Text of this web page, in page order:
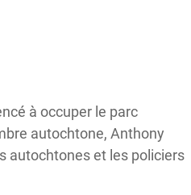
à occuper le parc
autochtone, Anthony
autochtones et les policiers